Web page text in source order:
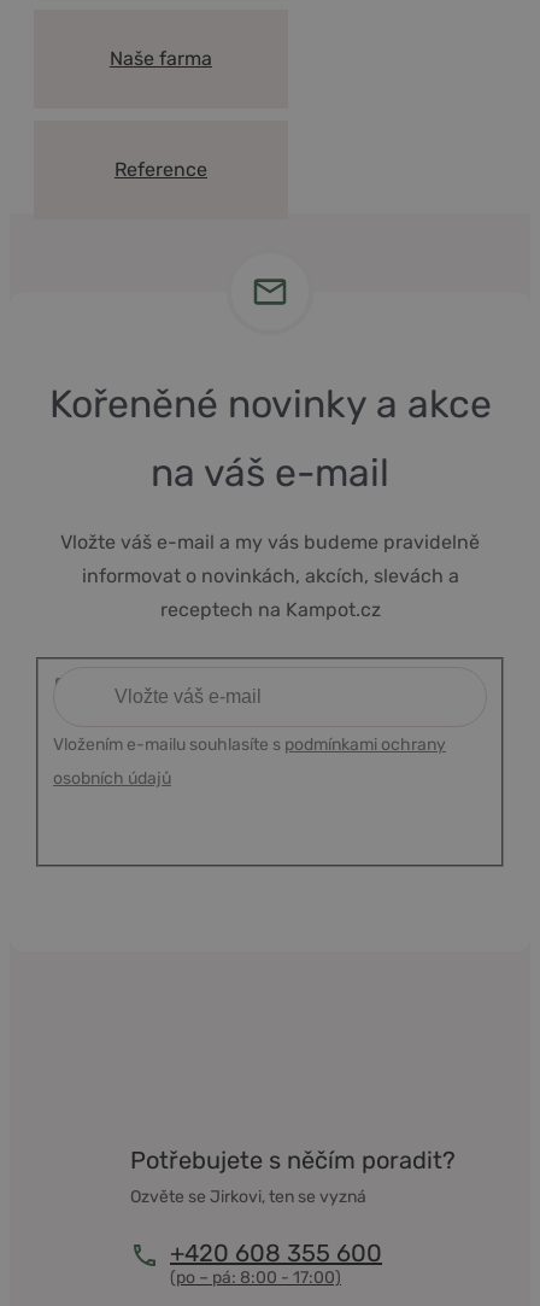
Naše farma
Reference
Kořeněné novinky a akce
na váš e-mail
Vložte váš e-mail a my vás budeme pravidelně
informovat o novinkách, akcích, slevách a
receptech na Kampot.cz
Vložením e-mailu souhlasíte s podmínkami ochrany
osobních údajů
Potřebujete s něčím poradit?
Ozvěte se Jirkovi, ten se vyzná
+420 608 355 600